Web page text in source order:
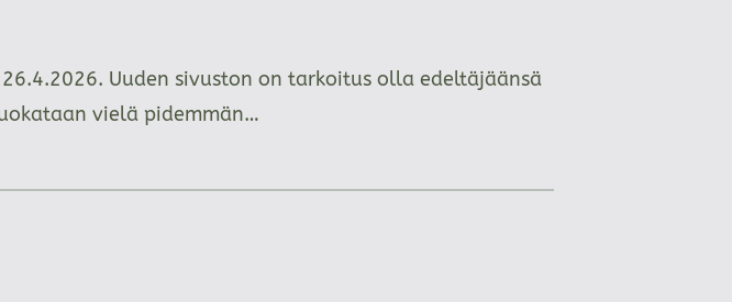
Uuden sivuston on tarkoitus olla edeltäjäänsä
vielä pidemmän…